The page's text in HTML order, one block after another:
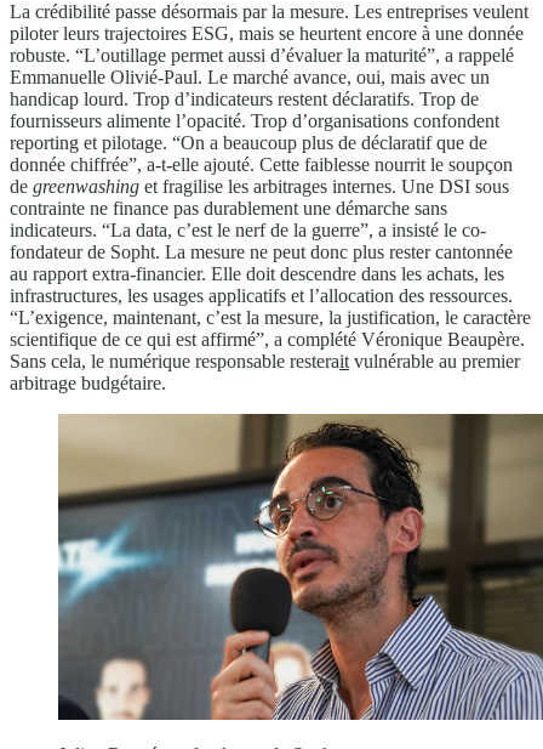
La crédibilité passe désormais par la mesure. Les entreprises veulent
piloter leurs trajectoires ESG, mais se heurtent encore à une donnée
robuste. “L’outillage permet aussi d’évaluer la maturité”, a rappelé
Emmanuelle Olivié-Paul. Le marché avance, oui, mais avec un
handicap lourd. Trop d’indicateurs restent déclaratifs. Trop de
fournisseurs alimente l’opacité. Trop d’organisations confondent
reporting et pilotage. “On a beaucoup plus de déclaratif que de
donnée chiffrée”, a-t-elle ajouté. Cette faiblesse nourrit le soupçon
de greenwashing et fragilise les arbitrages internes. Une DSI sous
contrainte ne finance pas durablement une démarche sans
indicateurs. “La data, c’est le nerf de la guerre”, a insisté le co-
fondateur de Sopht. La mesure ne peut donc plus rester cantonnée
au rapport extra-financier. Elle doit descendre dans les achats, les
infrastructures, les usages applicatifs et l’allocation des ressources.
“L’exigence, maintenant, c’est la mesure, la justification, le caractère
scientifique de ce qui est affirmé”, a complété Véronique Beaupère.
Sans cela, le numérique responsable resterait vulnérable au premier
arbitrage budgétaire.